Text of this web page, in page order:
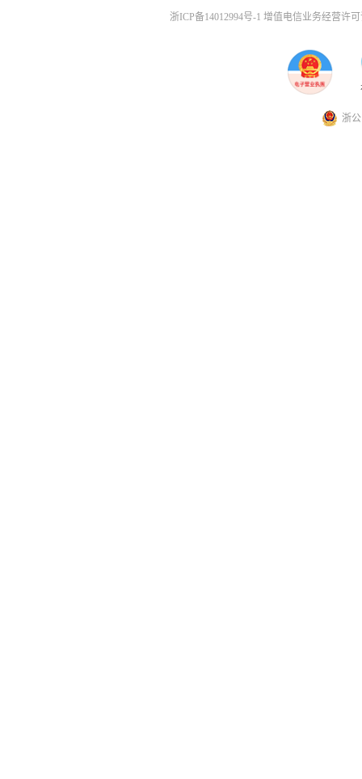
浙ICP备14012994号-1 增值电信业务经营许
浙公